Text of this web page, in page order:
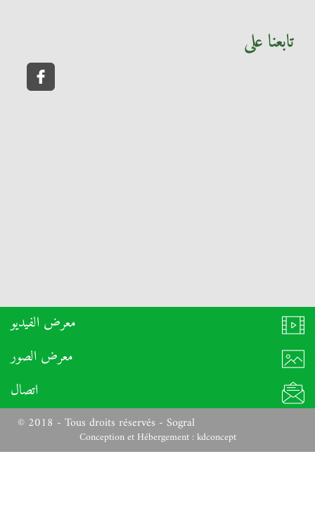
تابعنا على
معرض الفيديو
معرض الصور
اتصال
© 2018 - Tous droits réservés - Sogral
Conception et Hébergement : kdconcept